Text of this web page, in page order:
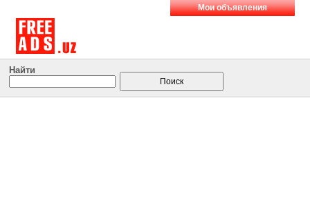
Мои объявления
Найти